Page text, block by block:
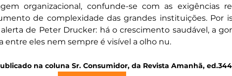
organizacional, confunde-se com as exigências
de complexidade das grandes instituições. Por
de Peter Drucker: há o crescimento saudável, a
entre eles nem sempre é visível a olho nu.
na coluna Sr. Consumidor, da Revista Amanhã,